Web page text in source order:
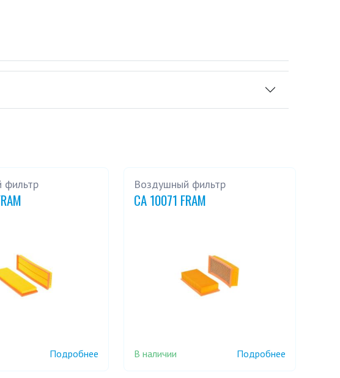
фильтр
Подробнее
Воздушный фильтр
CA 10071 FRAM
В наличии Подробнее